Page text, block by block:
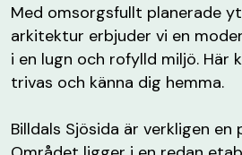
Med omsorgsfullt planerade
arkitektur erbjuder vi en
i en lugn och rofylld miljö. Här
trivas och känna dig hemma.
Billdals Sjösida är verkligen en